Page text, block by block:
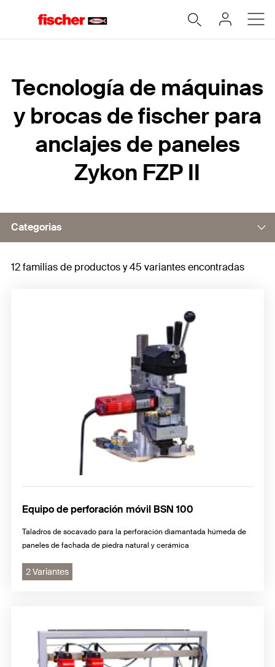
Tecnología de máquinas
y brocas de fischer para
anclajes de paneles
Zykon FZP II
Categorias
Taladradoras de socavado
12 familias de productos y 45 variantes encontradas
Equipo de perforación móvil BSN 100
Taladros de socavado para la perforación diamantada húmeda de
paneles de fachada de piedra natural y cerámica
2 Variantes